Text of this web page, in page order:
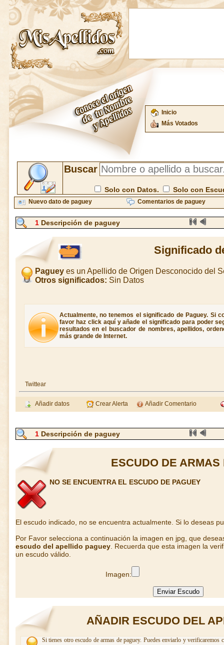
Inicio
Más Votados
Buscar
Solo con Datos. Solo con
Nuevo dato de paguey Comentarios de paguey
1 Descripción de paguey
Significado
Pagueyes un Apellido de Origen Desconocido del
Otros significados: Sin Datos
Actualmente, no tenemos el significado de Paguey. Si
favor haz click aquí y añade el significado para poder
resultados en el buscador de nombres, apellidos,
más grande de Internet.
Twittear
Añadir datos Crear Alerta Añadir Comentario
1 Descripción de paguey
ESCUDO DE ARMAS
NO SE ENCUENTRA EL ESCUDO DE PAGUEY
El escudo indicado, no se encuentra actualmente. Si lo deseas
Por Favor selecciona a continuación la imagen en jpg, que
escudo del apellido paguey . Recuerda que esta imagen la
un escudo válido.
Imagen:
AÑADIR ESCUDO DEL
Si tienes otro escudo de armas de paguey. Puedes enviarlo y